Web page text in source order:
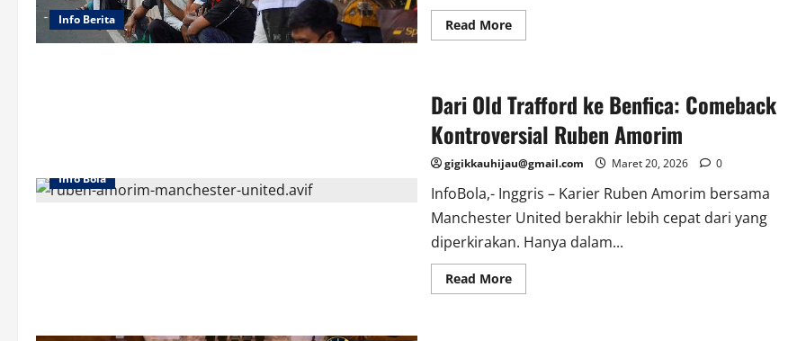
Info Berita Read MoreRead
more
Istana:
Ribuan
Warga
Serbu
Open
House
Presiden
Prabowo
Info Bola
Dari Old Trafford ke Benfica: Comeback
Kontroversial Ruben Amorim
gigikkauhijau@gmail.com Maret 20, 2026 0
InfoBola,- Inggris – Karier Ruben Amorim bersama
Manchester United berakhir lebih cepat dari yang
diperkirakan. Hanya dalam...
Read MoreRead
more